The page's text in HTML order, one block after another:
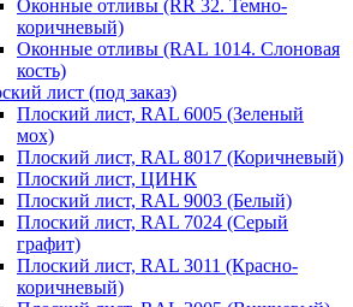
Оконные отливы (RR 32. Темно-
коричневый)
Оконные отливы (RAL 1014. Слоновая
кость)
лист (под заказ)
Плоский лист, RAL 6005 (Зеленый
мох)
Плоский лист, RAL 8017 (Коричневый)
Плоский лист, ЦИНК
Плоский лист, RAL 9003 (Белый)
Плоский лист, RAL 7024 (Серый
графит)
Плоский лист, RAL 3011 (Красно-
коричневый)